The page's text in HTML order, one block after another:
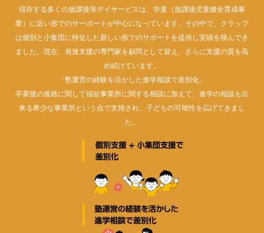
現存する多くの放課後等デイサービスは、学童（放課後児童健全育成事
業）に近い形でのサーポートが中心になっています。その中で、クラップ
は個別と小集団に特化した新しい形でのサポートを提供し実績を積んでき
ました。現在、発達支援の専門家を顧問として迎え、さらに支援の質を高
め続けています。
「塾運営の経験を活かした進学相談で差別化」
卒業後の進路に関して福祉事業所に関する相談に加えて、進学の相談も出
来る希少な事業所という点で支持され、子どもの可能性を広げてきまし
た。